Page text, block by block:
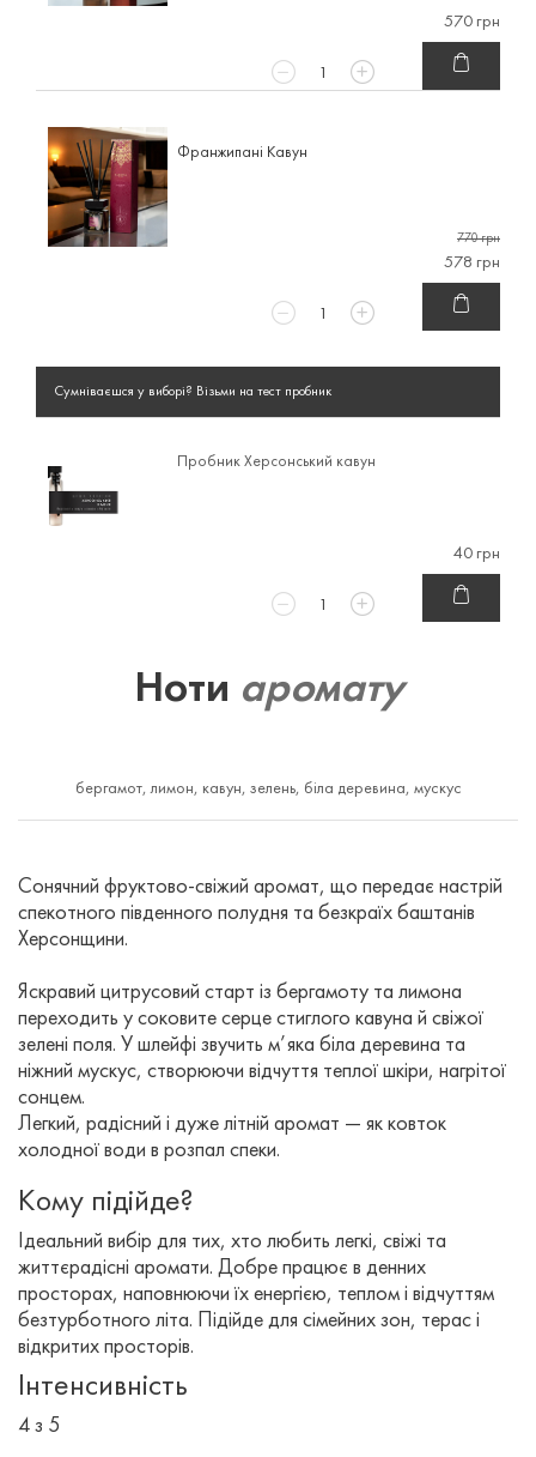
570 грн
Франжипані Кавун
770 грн
578 грн
Сумніваєшся у виборі? Візьми на тест пробник
Пробник Херсонський кавун
40 грн
Ноти аромату
бергамот, лимон, кавун, зелень, біла деревина, мускус
Сонячний фруктово-свіжий аромат, що передає настрій
спекотного південного полудня та безкраїх баштанів
Херсонщини.
Яскравий цитрусовий старт із бергамоту та лимона
переходить у соковите серце стиглого кавуна й свіжої
зелені поля. У шлейфі звучить м’яка біла деревина та
ніжний мускус, створюючи відчуття теплої шкіри, нагрітої
сонцем.
Легкий, радісний і дуже літній аромат — як ковток
холодної води в розпал спеки.
Кому підійде?
Ідеальний вибір для тих, хто любить легкі, свіжі та
життєрадісні аромати. Добре працює в денних
просторах, наповнюючи їх енергією, теплом і відчуттям
безтурботного літа. Підійде для сімейних зон, терас і
відкритих просторів.
Інтенсивність
4 з 5